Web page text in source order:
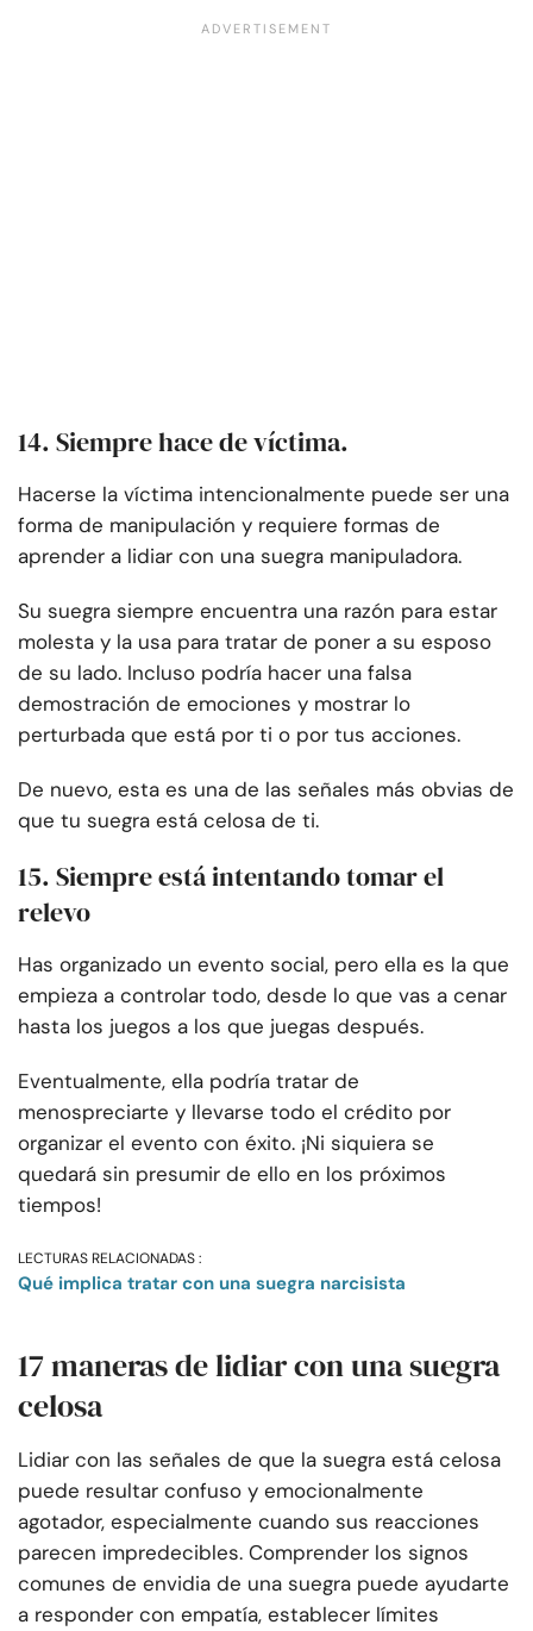
14. Siempre hace de víctima.
Hacerse la víctima intencionalmente puede ser una
forma de manipulación y requiere formas de
aprender a lidiar con una suegra manipuladora.
Su suegra siempre encuentra una razón para estar
molesta y la usa para tratar de poner a su esposo
de su lado. Incluso podría hacer una falsa
demostración de emociones y mostrar lo
perturbada que está por ti o por tus acciones.
De nuevo, esta es una de las señales más obvias de
que tu suegra está celosa de ti.
15. Siempre está intentando tomar el
relevo
Has organizado un evento social, pero ella es la que
empieza a controlar todo, desde lo que vas a cenar
hasta los juegos a los que juegas después.
Eventualmente, ella podría tratar de
menospreciarte y llevarse todo el crédito por
organizar el evento con éxito. ¡Ni siquiera se
quedará sin presumir de ello en los próximos
tiempos!
LECTURAS RELACIONADAS :
Qué implica tratar con una suegra narcisista
17 maneras de lidiar con una suegra
celosa
Lidiar con las señales de que la suegra está celosa
puede resultar confuso y emocionalmente
agotador, especialmente cuando sus reacciones
parecen impredecibles. Comprender los signos
comunes de envidia de una suegra puede ayudarte
a responder con empatía, establecer límites